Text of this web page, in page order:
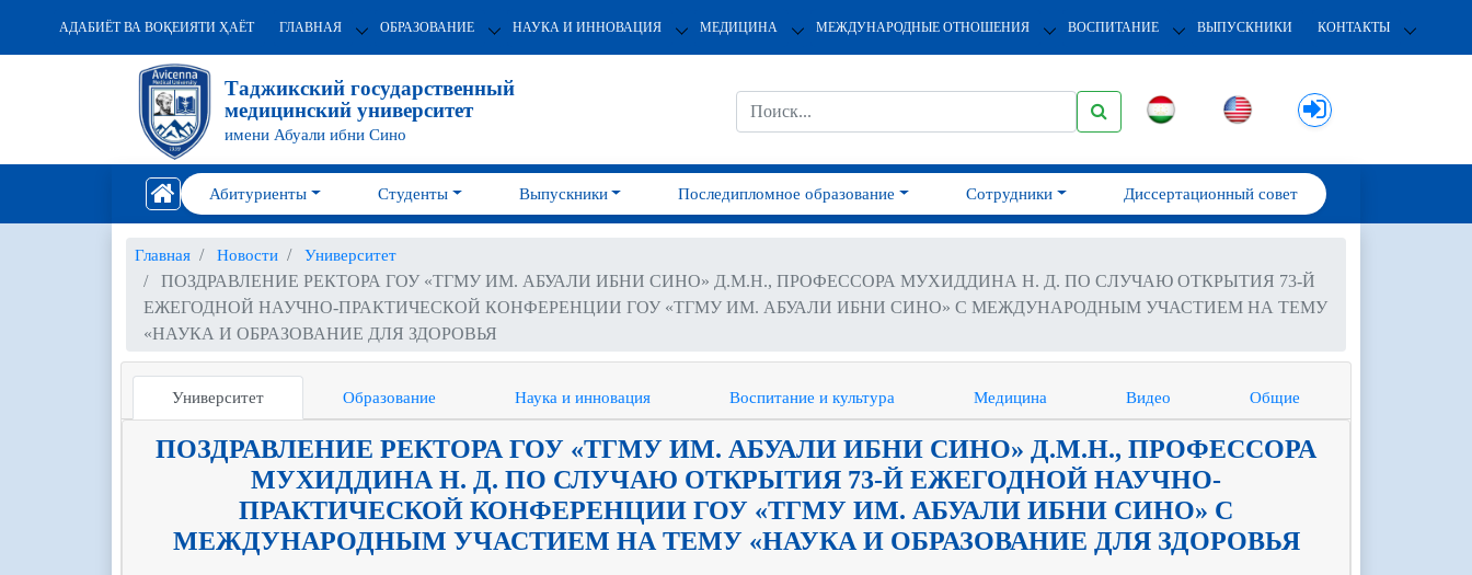
АДАБИЁТ ВА ВОҚЕИЯТИ ҲАЁТ ГЛАВНАЯ ОБРАЗОВАНИЕ НАУКА И ИННОВАЦИЯ МЕДИЦИНА МЕЖДУНАРОДНЫЕ ОТНОШЕНИЯ ВОСПИТАНИЕ ВЫПУСКНИКИ КОНТАКТЫ
Таджикский государственный
медицинский университет
имени Абуали ибни Сино
Абитуриенты Студенты Выпускники Последипломное образование Сотрудники Диссертационный совет
Главная Новости Университет
ПОЗДРАВЛЕНИЕ РЕКТОРА ГОУ «ТГМУ ИМ. АБУАЛИ ИБНИ СИНО» Д.М.Н., ПРОФЕССОРА МУХИДДИНА Н. Д. ПО СЛУЧАЮ ОТКРЫТИЯ 73-Й
ЕЖЕГОДНОЙ НАУЧНО-ПРАКТИЧЕСКОЙ КОНФЕРЕНЦИИ ГОУ «ТГМУ ИМ. АБУАЛИ ИБНИ СИНО» С МЕЖДУНАРОДНЫМ УЧАСТИЕМ НА ТЕМУ
«НАУКА И ОБРАЗОВАНИЕ ДЛЯ ЗДОРОВЬЯ
Университет Образование Наука и инновация Воспитание и культура Медицина Видео Общие
ПОЗДРАВЛЕНИЕ РЕКТОРА ГОУ «ТГМУ ИМ. АБУАЛИ ИБНИ СИНО» Д.М.Н., ПРОФЕССОРА
МУХИДДИНА Н. Д. ПО СЛУЧАЮ ОТКРЫТИЯ 73-Й ЕЖЕГОДНОЙ НАУЧНО-
ПРАКТИЧЕСКОЙ КОНФЕРЕНЦИИ ГОУ «ТГМУ ИМ. АБУАЛИ ИБНИ СИНО» С
МЕЖДУНАРОДНЫМ УЧАСТИЕМ НА ТЕМУ «НАУКА И ОБРАЗОВАНИЕ ДЛЯ ЗДОРОВЬЯ